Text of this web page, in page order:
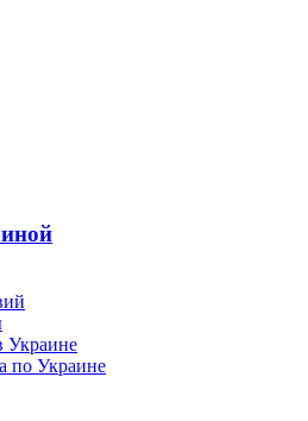
Украине
по Украине